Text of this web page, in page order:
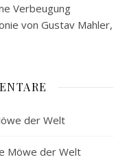
Verbeugung
von Gustav Mahler,
der Welt
Möwe der Welt